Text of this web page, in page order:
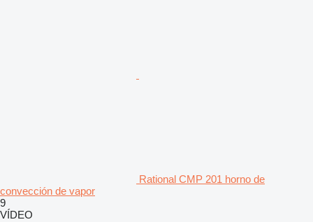
Rational CMP 201 horno de
convección de vapor
9
VÍDEO